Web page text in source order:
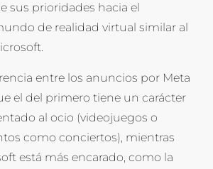
sus prioridades hacia el
de realidad virtual similar al
entre los anuncios por Meta
el del primero tiene un carácter
al ocio (videojuegos o
como conciertos), mientras
está más encarado, como la